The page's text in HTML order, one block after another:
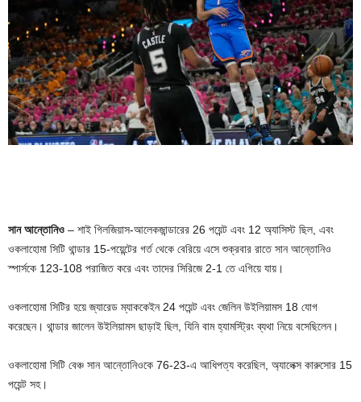
সান আন্তোনিও – শাই গিলজিয়াস-আলেকজান্ডারের 26 পয়েন্ট এবং 12 অ্যাসিস্ট ছিল, এবং
ওকলাহোমা সিটি থান্ডার 15-পয়েন্টের গর্ত থেকে বেরিয়ে এসে শুক্রবার রাতে সান আন্তোনিও
স্পার্সকে 123-108 পরাজিত করে এবং তাদের সিরিজে 2-1 তে এগিয়ে যায়।
ওকলাহোমা সিটির হয়ে জ্যারেড ম্যাককেইন 24 পয়েন্ট এবং জেলিন উইলিয়ামস 18 যোগ
করেছেন। থান্ডার জালেন উইলিয়ামস ছাড়াই ছিল, যিনি বাম হ্যামস্ট্রিং ব্যথা নিয়ে বসেছিলেন।
ওকলাহোমা সিটি বেঞ্চ সান আন্তোনিওকে 76-23-এ আধিপত্য করেছিল, অ্যালেক্স কারুসোর 15
পয়েন্ট সহ।